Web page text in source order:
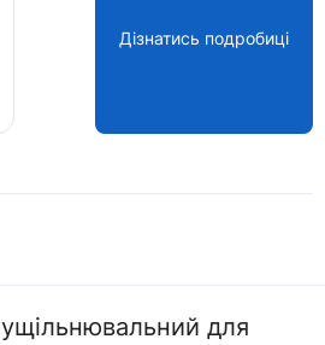
Дізнатись подробиці
для